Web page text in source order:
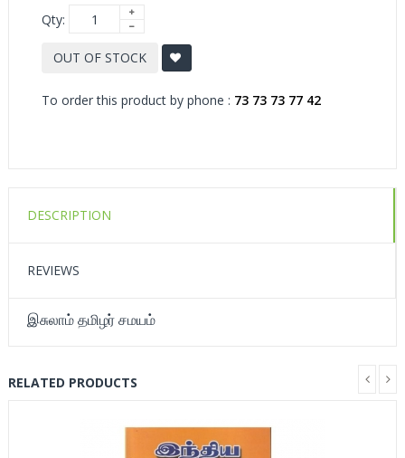
Qty:
OUT OF STOCK
To order this product by phone : 73 73 73 77 42
DESCRIPTION
REVIEWS
இசுலாம் தமிழர் சமயம்
RELATED PRODUCTS